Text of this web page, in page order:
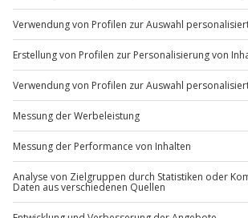
Typische Highlights in Rom:
Plätze & Brunnen, italienische
Aussichtspunkte (je nach Route)
Ideal für:Paare, Freunde, Familien
deinen Plänen und dem
Gut zu wissen: In Rom lohnt sich
Schuhwerk – viele Wege führen über
Pflastersteine, und zu Fuß
meisten.
Hinweis: Konkrete Leistungsdetails (z. B.
enthaltene Leistungen,
nach dem jeweiligen Angebot auf der